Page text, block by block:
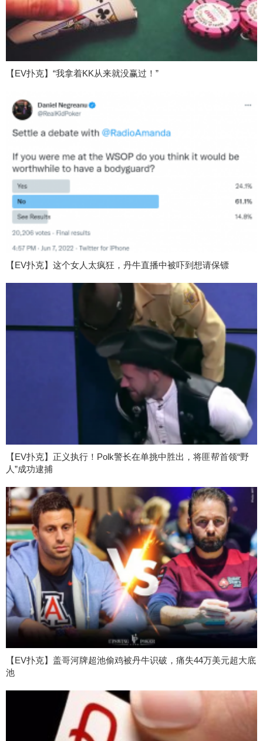
【EV扑克】“我拿着KK从来就没赢过！”
【EV扑克】这个女人太疯狂，丹牛直播中被吓到想请保镖
【EV扑克】正义执行！Polk警长在单挑中胜出，将匪帮首领“野
人”成功逮捕
【EV扑克】盖哥河牌超池偷鸡被丹牛识破，痛失44万美元超大底
池